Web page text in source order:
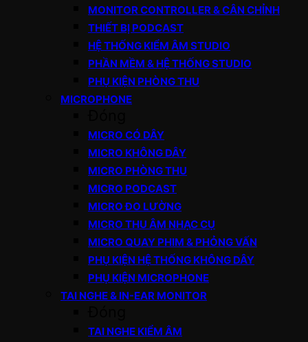
MONITOR CONTROLLER & CÂN CHỈNH
THIẾT BỊ PODCAST
HỆ THỐNG KIỂM ÂM STUDIO
PHẦN MỀM & HỆ THỐNG STUDIO
PHỤ KIỆN PHÒNG THU
MICROPHONE
MICRO CÓ DÂY
MICRO KHÔNG DÂY
MICRO PHÒNG THU
MICRO PODCAST
MICRO ĐO LƯỜNG
MICRO THU ÂM NHẠC CỤ
MICRO QUAY PHIM & PHỎNG VẤN
PHỤ KIỆN HỆ THỐNG KHÔNG DÂY
PHỤ KIỆN MICROPHONE
TAI NGHE & IN-EAR MONITOR
TAI NGHE KIỂM ÂM